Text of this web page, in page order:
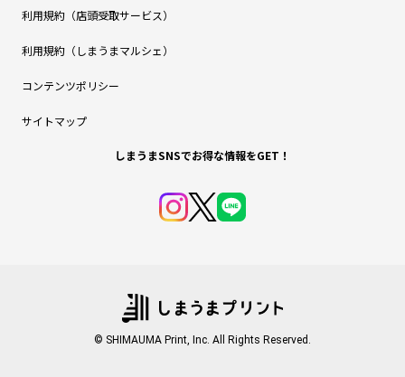
利用規約（店頭受取サービス）
利用規約（しまうまマルシェ）
コンテンツポリシー
サイトマップ
しまうまSNSでお得な情報をGET！
© SHIMAUMA Print, Inc. All Rights Reserved.